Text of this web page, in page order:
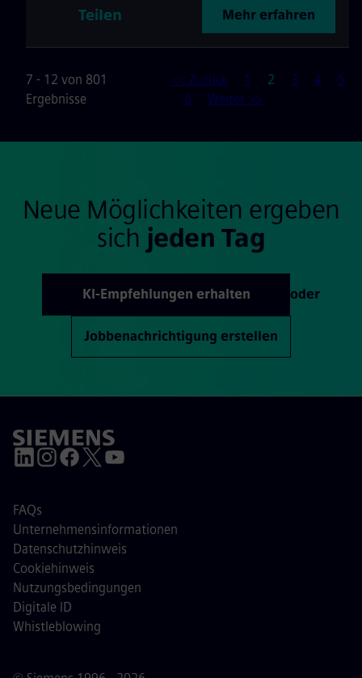
Teilen Mehr erfahren
7 - 12 von 801
Ergebnisse
<< Zurück 1 Seite
2 3 4
5
6
Weiter >>
Neue Möglichkeiten ergeben
sich jeden Tag
KI-Empfehlungen erhalten oder
Jobbenachrichtigung erstellen
FAQs
Unternehmensinformationen
Datenschutzhinweis
Cookiehinweis
Nutzungsbedingungen
Digitale ID
Whistleblowing